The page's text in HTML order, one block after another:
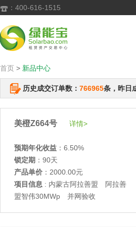
 ：400-616-1515
首页 > 新品中心
历史成交订单数： 766965条，昨日
美橙Z664号 详情>
预期年化收益 ：6.50%
锁定期 ：90天
产品单价 ：2000.00元
项目信息 : 内蒙古阿拉善盟 阿拉善
盟智伟30MWp 并网验收